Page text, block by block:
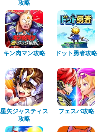
攻略
キン肉マン攻略 ドット勇者攻略
星矢ジャスティス
攻略
フェスバ攻略